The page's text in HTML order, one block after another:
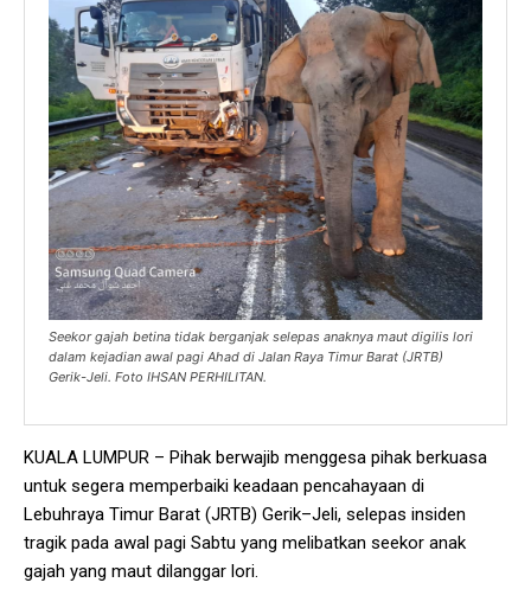
Seekor gajah betina tidak berganjak selepas anaknya maut digilis lori
dalam kejadian awal pagi Ahad di Jalan Raya Timur Barat (JRTB)
Gerik-Jeli. Foto IHSAN PERHILITAN.
KUALA LUMPUR – Pihak berwajib menggesa pihak berkuasa
untuk segera memperbaiki keadaan pencahayaan di
Lebuhraya Timur Barat (JRTB) Gerik–Jeli, selepas insiden
tragik pada awal pagi Sabtu yang melibatkan seekor anak
gajah yang maut dilanggar lori.